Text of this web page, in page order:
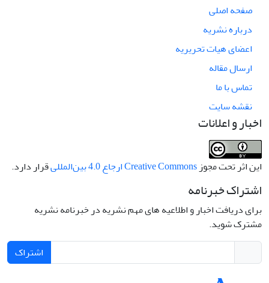
صفحه اصلی
درباره نشریه
اعضای هیات تحریریه
ارسال مقاله
تماس با ما
نقشه سایت
اخبار و اعلانات
این اثر تحت مجوزCreative Commons ارجاع 4.0 بین‌المللی قرار دارد.
اشتراک خبرنامه
برای دریافت اخبار و اطلاعیه های مهم نشریه در خبرنامه نشریه
مشترک شوید.
اشتراک